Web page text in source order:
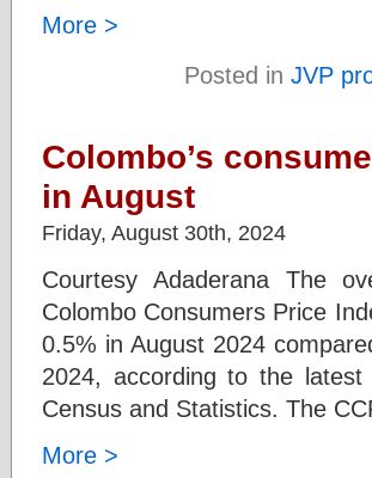
More >
Posted in JVP
Colombo’s
in August
Friday, August 30th, 2024
Courtesy Adaderana The
Colombo Consumers Price
0.5% in August 2024
2024, according to the
Census and Statistics. The
More >